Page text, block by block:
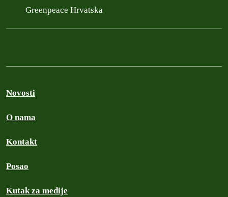
Greenpeace Hrvatska
Novosti
O nama
Kontakt
Posao
Kutak za medije